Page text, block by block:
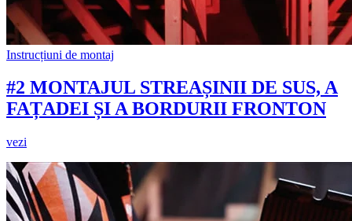
Instrucțiuni de montaj
#2 MONTAJUL STREAȘINII DE SUS, A
FAȚADEI ȘI A BORDURII FRONTON
vezi